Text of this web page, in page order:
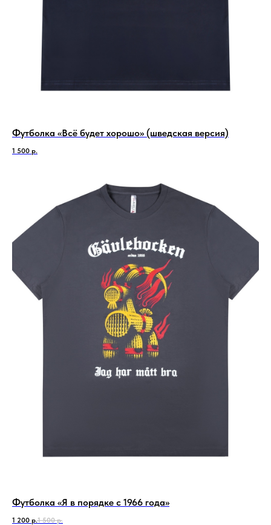
Футболка «Всё будет хорошо» (шведская версия)
1 500 р.
Футболка «Я в порядке с 1966 года»
1 200 р.1 500 р.